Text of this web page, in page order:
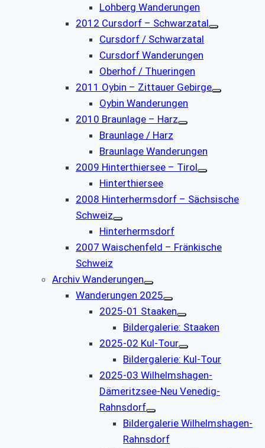
Lohberg Wanderungen
2012 Cursdorf – Schwarzatal
Cursdorf / Schwarzatal
Cursdorf Wanderungen
Oberhof / Thueringen
2011 Oybin – Zittauer Gebirge
Oybin Wanderungen
2010 Braunlage – Harz
Braunlage / Harz
Braunlage Wanderungen
2009 Hinterthiersee – Tirol
Hinterthiersee
2008 Hinterhermsdorf – Sächsische
Schweiz
Hinterhermsdorf
2007 Waischenfeld – Fränkische
Schweiz
Archiv Wanderungen
Wanderungen 2025
2025-01 Staaken
Bildergalerie: Staaken
2025-02 Kul-Tour
Bildergalerie: Kul-Tour
2025-03 Wilhelmshagen-
Dämeritzsee-Neu Venedig-
Rahnsdorf
Bildergalerie Wilhelmshagen-
Rahnsdorf